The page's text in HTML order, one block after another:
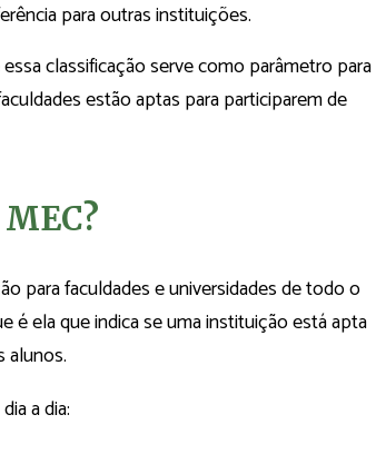
para outras instituições.
classificação serve como parâmetro para
estão aptas para participarem de
para faculdades e universidades de todo o
é ela que indica se uma instituição está apta
alunos.
a dia: